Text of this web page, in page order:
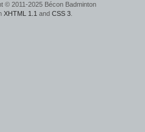
© 2011-2025 Bécon Badminton
XHTML 1.1 and CSS 3